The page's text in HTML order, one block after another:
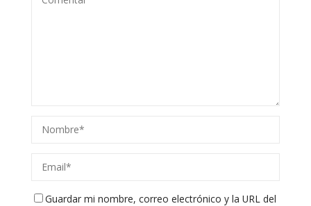
Guardar mi nombre, correo electrónico y la URL del